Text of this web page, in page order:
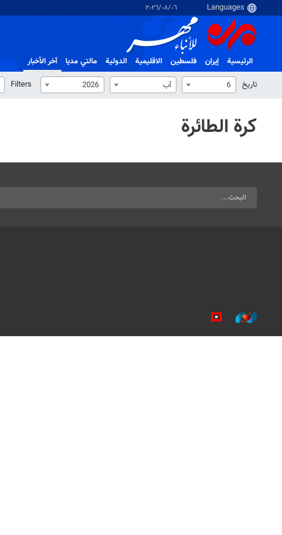
٠٦‏/٠٨‏/٢٠٢٦
الرئيسية إيران فلسطین الاقلیمیة الدولية مالتي مدیا
آخر الأخبار
تاریخ
6 آب 2026
Filters
كرة الطائرة